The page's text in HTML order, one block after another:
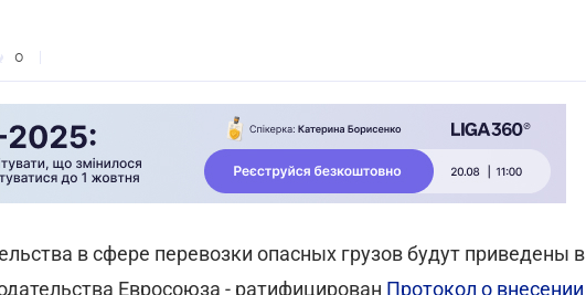
0
в сфере перевозки опасных грузов будут приведены в
Евросоюза - ратифицирован Протокол о внесении